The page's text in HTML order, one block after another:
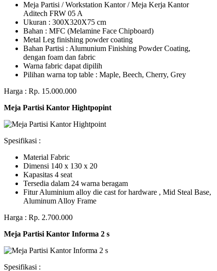
Meja Partisi / Workstation Kantor / Meja Kerja Kantor
Aditech FRW 05 A
Ukuran : 300X320X75 cm
Bahan : MFC (Melamine Face Chipboard)
Metal Leg finishing powder coating
Bahan Partisi : Alumunium Finishing Powder Coating,
dengan foam dan fabric
Warna fabric dapat dipilih
Pilihan warna top table : Maple, Beech, Cherry, Grey
Harga : Rp. 15.000.000
Meja Partisi Kantor Hightpopint
Spesifikasi :
Material Fabric
Dimensi 140 x 130 x 20
Kapasitas 4 seat
Tersedia dalam 24 warna beragam
Fitur Aluminium alloy die cast for hardware , Mid Steal Base,
Aluminum Alloy Frame
Harga : Rp. 2.700.000
Meja Partisi Kantor Informa 2 s
Spesifikasi :